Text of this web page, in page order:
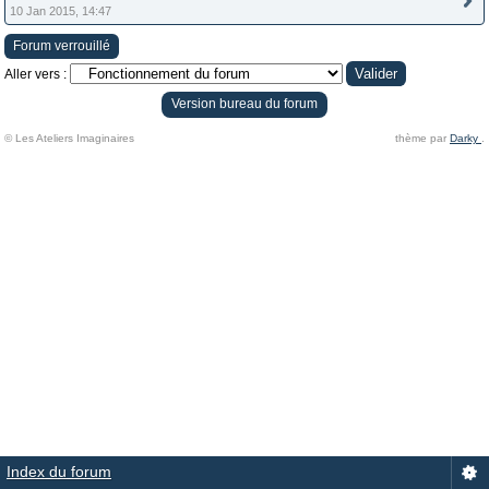
10 Jan 2015, 14:47
Forum verrouillé
Aller vers :
Version bureau du forum
© Les Ateliers Imaginaires thème par Darky
Index du forum